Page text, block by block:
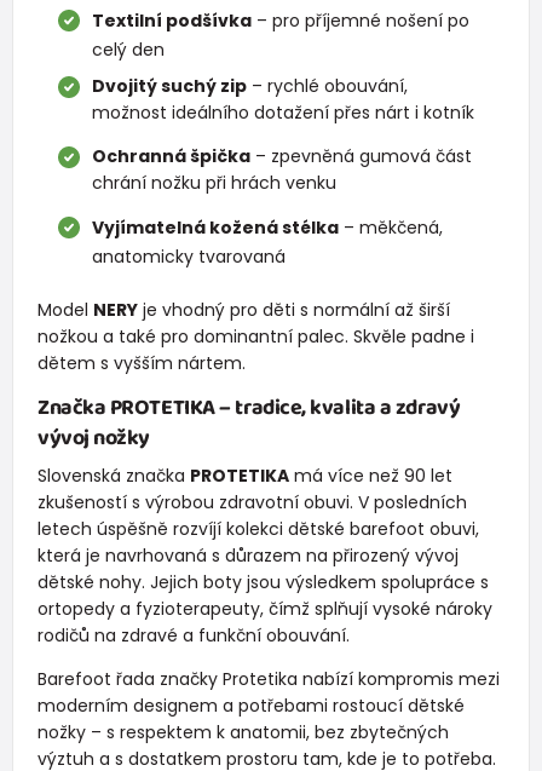
Textilní podšívka – pro příjemné nošení po
celý den
Dvojitý suchý zip – rychlé obouvání,
možnost ideálního dotažení přes nárt i kotník
Ochranná špička – zpevněná gumová část
chrání nožku při hrách venku
Vyjímatelná kožená stélka – měkčená,
anatomicky tvarovaná
Model NERYje vhodný pro děti s normální až širší
nožkou a také pro dominantní palec. Skvěle padne i
dětem s vyšším nártem.
ZnačkaPROTETIKA– tradice, kvalita a zdravý
vývoj nožky
Slovenská značka PROTETIKAmá více než 90 let
zkušeností s výrobou zdravotní obuvi. V posledních
letech úspěšně rozvíjí kolekci dětské barefoot obuvi,
která je navrhovaná s důrazem na přirozený vývoj
dětské nohy. Jejich boty jsou výsledkem spolupráce s
ortopedy a fyzioterapeuty, čímž splňují vysoké nároky
rodičů na zdravé a funkční obouvání.
Barefoot řada značky Protetika nabízí kompromis mezi
moderním designem a potřebami rostoucí dětské
nožky – s respektem k anatomii, bez zbytečných
výztuh a s dostatkem prostoru tam, kde je to potřeba.